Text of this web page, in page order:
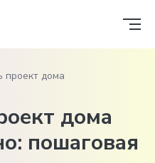
проект дома
дома
пошаговая